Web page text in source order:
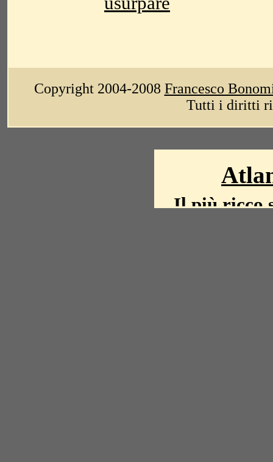
Copyright 2004-2008 Francesco
Tutti i diritti
Il più ricco